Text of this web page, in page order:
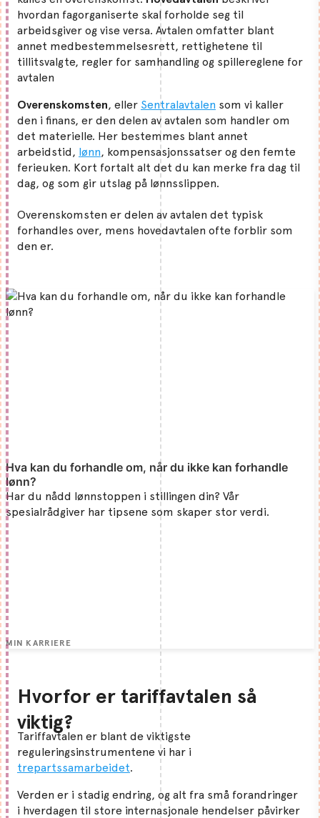
hvordan fagorganiserte skal forholde seg til
arbeidsgiver og vise versa. Avtalen omfatter blant
annet medbestemmelsesrett, rettighetene til
tillitsvalgte, regler for samhandling og spillereglene for
avtalen
Overenskomsten, eller Sentralavtalen som vi kaller
den i finans, er den delen av avtalen som handler om
det materielle. Her bestemmes blant annet
arbeidstid, lønn, kompensasjonssatser og den femte
ferieuken. Kort fortalt alt det du kan merke fra dag til
dag, og som gir utslag på lønnsslippen.
Overenskomsten er delen av avtalen det typisk
forhandles over, mens hovedavtalen ofte forblir som
den er.
Hva kan du forhandle om, når du ikke kan forhandle
lønn?
Har du nådd lønnstoppen i stillingen din? Vår
spesialrådgiver har tipsene som skaper stor verdi.
MIN KARRIERE
Hvorfor er tariffavtalen så
viktig?
Tariffavtalen er blant de viktigste
reguleringsinstrumentene vi har i
trepartssamarbeidet.
Verden er i stadig endring, og alt fra små forandringer
i hverdagen til store internasjonale hendelser påvirker